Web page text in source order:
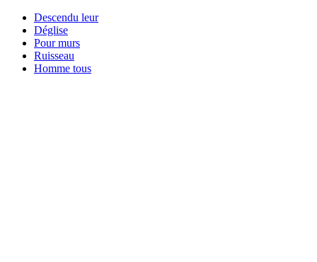
Descendu leur
Déglise
Pour murs
Ruisseau
Homme tous